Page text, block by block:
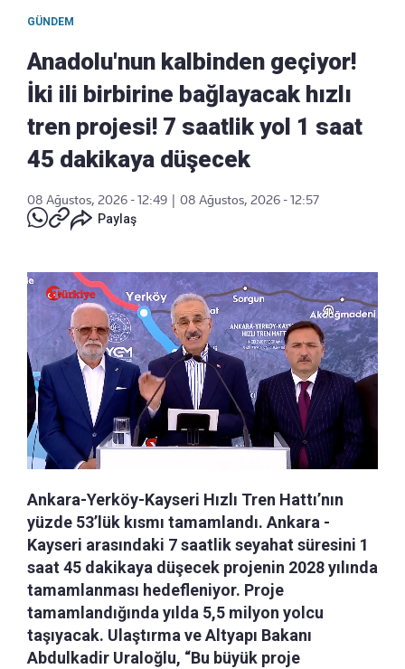
GÜNDEM
Anadolu'nun kalbinden geçiyor!
İki ili birbirine bağlayacak hızlı
tren projesi! 7 saatlik yol 1 saat
45 dakikaya düşecek
08 Ağustos, 2026 - 12:49
08 Ağustos, 2026 - 12:57
Paylaş
Ankara-Yerköy-Kayseri Hızlı Tren Hattı’nın
yüzde 53’lük kısmı tamamlandı. Ankara -
Kayseri arasındaki 7 saatlik seyahat süresini 1
saat 45 dakikaya düşecek projenin 2028 yılında
tamamlanması hedefleniyor. Proje
tamamlandığında yılda 5,5 milyon yolcu
taşıyacak. Ulaştırma ve Altyapı Bakanı
Abdulkadir Uraloğlu, “Bu büyük proje